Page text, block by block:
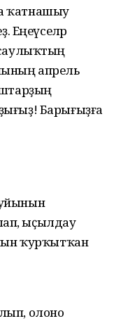
ҡатнашыу
Еңеүселәр
апрель
Барығыҙға
ыҫылдау
ҡурҡытҡан
олоно